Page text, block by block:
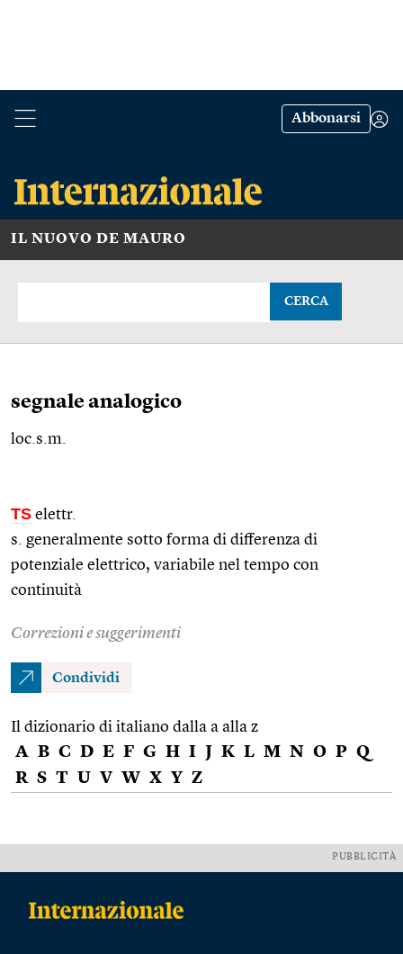
Abbonarsi
IL NUOVO DE MAURO
CERCA
segnale analogico
loc.s.m.
TS elettr.
s. generalmente sotto forma di differenza di
potenziale elettrico, variabile nel tempo con
continuità
Correzioni e suggerimenti
Condividi
Il dizionario di italiano dalla a alla z
A B C D E F G H I J K L M N O P Q
R S T U V W X Y Z
PUBBLICITÀ